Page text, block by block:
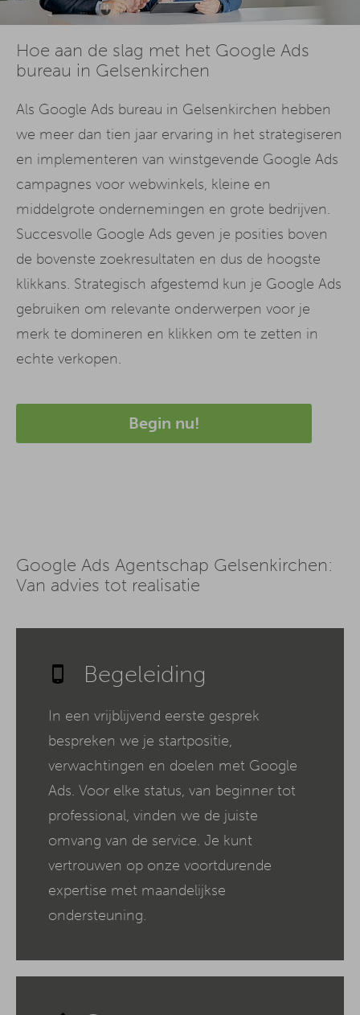
Hoe aan de slag met het Google Ads
bureau in Gelsenkirchen
Als Google Ads bureau in Gelsenkirchen hebben
we meer dan tien jaar ervaring in het strategiseren
en implementeren van winstgevende Google Ads
campagnes voor webwinkels, kleine en
middelgrote ondernemingen en grote bedrijven.
Succesvolle Google Ads geven je posities boven
de bovenste zoekresultaten en dus de hoogste
klikkans. Strategisch afgestemd kun je Google Ads
gebruiken om relevante onderwerpen voor je
merk te domineren en klikken om te zetten in
echte verkopen.
Begin nu!
Google Ads Agentschap Gelsenkirchen:
Van advies tot realisatie
Begeleiding
In een vrijblijvend eerste gesprek
bespreken we je startpositie,
verwachtingen en doelen met Google
Ads. Voor elke status, van beginner tot
professional, vinden we de juiste
omvang van de service. Je kunt
vertrouwen op onze voortdurende
expertise met maandelijkse
ondersteuning.